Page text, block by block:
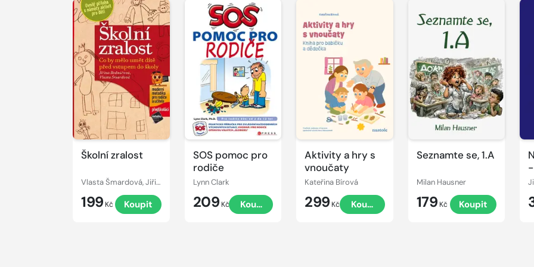
Školní zralost
Vlasta Šmardová, Jiřina Bednářová
199 Kč Koupit
SOS pomoc pro
rodiče
Lynn Clark
209 Kč Koupit
Aktivity a hry s
vnoučaty
Kateřina Bírová
299 Kč Koupit
Seznamte se, 1.A
Milan Hausner
179 Kč Koupit